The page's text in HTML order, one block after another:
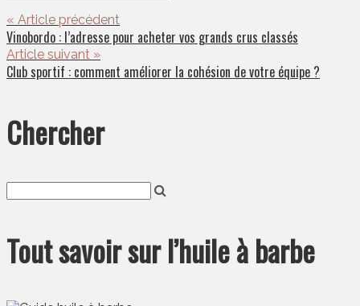
« Article précédent
Vinobordo : l’adresse pour acheter vos grands crus classés
Article suivant »
Club sportif : comment améliorer la cohésion de votre équipe ?
Chercher
Tout savoir sur l’huile à barbe